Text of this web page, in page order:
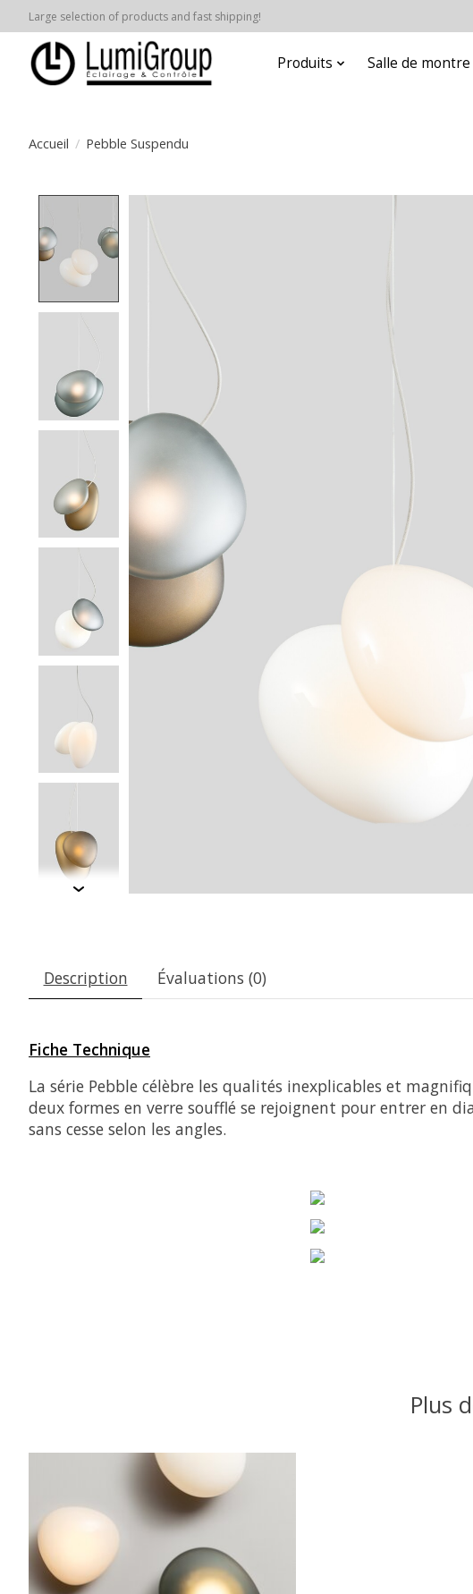
Large selection of products and fast shipping!
Produits Salle de montre
Accueil / Pebble Suspendu
Description Évaluations (0)
Fiche Technique
La série Pebble célèbre les qualités inexplicables et
deux formes en verre soufflé se rejoignent pour entrer en
sans cesse selon les angles.
Plus
Articles du carrousel de produits